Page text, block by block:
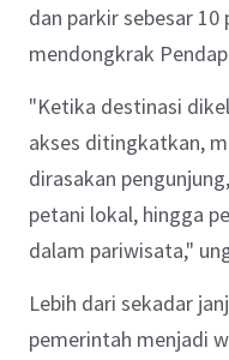
dan parkir sebesar
mendongkrak
"Ketika destinasi
akses ditingkatkan,
dirasakan
petani lokal, hingga
dalam pariwisata,"
Lebih dari sekadar
pemerintah menjadi